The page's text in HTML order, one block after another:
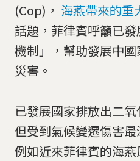
(Cop)， 海燕帶來的重
話題，菲律賓呼籲已
機制」，幫助發展中
災害。
已發展國家排放出二
但受到氣候變遷傷害最
例如近來菲律賓的海